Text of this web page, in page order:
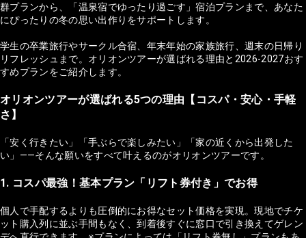
群プランから、「温泉宿でゆったり過ごす」宿泊プランまで、あなた
にぴったりの冬の思い出作りをサポートします。
学生の卒業旅行やサークル合宿、年末年始の家族旅行、週末の日帰り
リフレッシュまで。オリオンツアーが選ばれる理由と2026-2027おす
すめプランをご紹介します。
オリオンツアーが選ばれる5つの理由【コスパ・安心・手軽
さ】
「安く行きたい」「手ぶらで楽しみたい」「家の近くから出発した
い」——そんな願いをすべて叶えるのがオリオンツアーです。
1. コスパ最強！基本プラン「リフト券付き」でお得
個人で手配するよりも圧倒的にお得なセット価格を実現。現地でチケ
ット購入列に並ぶ手間もなく、到着後すぐに窓口で引き換えてゲレン